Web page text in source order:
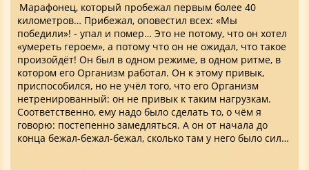
Марафонец, который пробежал первым более 40
километров… Прибежал, оповестил всех: «Мы
победили»! - упал и помер… Это не потому, что он хотел
«умереть героем», а потому что он не ожидал, что такое
произойдёт! Он был в одном режиме, в одном ритме, в
котором его Организм работал. Он к этому привык,
приспособился, но не учёл того, что его Организм
нетренированный: он не привык к таким нагрузкам.
Соответственно, ему надо было сделать то, о чём я
говорю: постепенно замедляться. А он от начала до
конца бежал-бежал-бежал, сколько там у него было сил…